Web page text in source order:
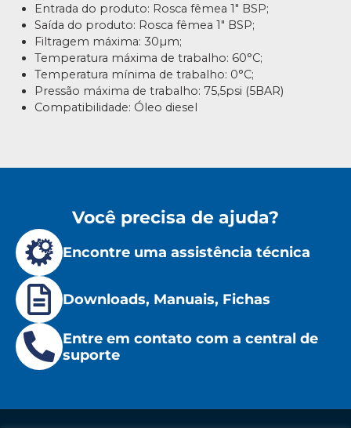
Entrada do produto: Rosca fêmea 1″ BSP;
Saída do produto: Rosca fêmea 1″ BSP;
Filtragem máxima: 30µm;
Temperatura máxima de trabalho: 60°C;
Temperatura mínima de trabalho: 0°C;
Pressão máxima de trabalho: 75,5psi (5BAR)
Compatibilidade: Óleo diesel
Você precisa de ajuda?
Encontre uma assistência técnica
Downloads, Manuais, Fichas
Entre em contato com a central de
suporte